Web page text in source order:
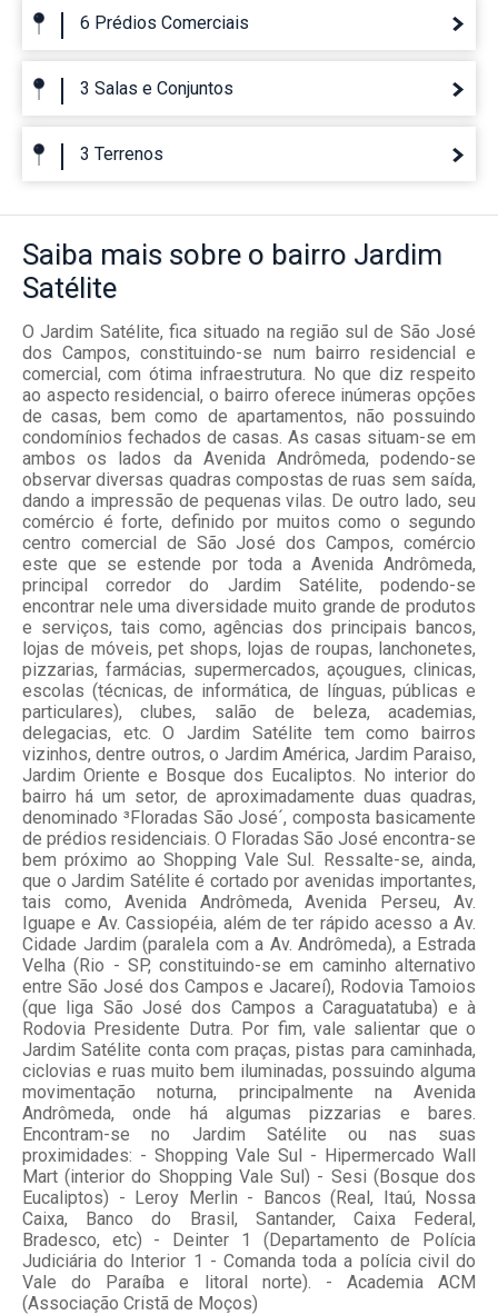
6 Prédios Comerciais
3 Salas e Conjuntos
3 Terrenos
Saiba mais sobre o bairro Jardim
Satélite
O Jardim Satélite, fica situado na região sul de São José
dos Campos, constituindo-se num bairro residencial e
comercial, com ótima infraestrutura. No que diz respeito
ao aspecto residencial, o bairro oferece inúmeras opções
de casas, bem como de apartamentos, não possuindo
condomínios fechados de casas. As casas situam-se em
ambos os lados da Avenida Andrômeda, podendo-se
observar diversas quadras compostas de ruas sem saída,
dando a impressão de pequenas vilas. De outro lado, seu
comércio é forte, definido por muitos como o segundo
centro comercial de São José dos Campos, comércio
este que se estende por toda a Avenida Andrômeda,
principal corredor do Jardim Satélite, podendo-se
encontrar nele uma diversidade muito grande de produtos
e serviços, tais como, agências dos principais bancos,
lojas de móveis, pet shops, lojas de roupas, lanchonetes,
pizzarias, farmácias, supermercados, açougues, clinicas,
escolas (técnicas, de informática, de línguas, públicas e
particulares), clubes, salão de beleza, academias,
delegacias, etc. O Jardim Satélite tem como bairros
vizinhos, dentre outros, o Jardim América, Jardim Paraiso,
Jardim Oriente e Bosque dos Eucaliptos. No interior do
bairro há um setor, de aproximadamente duas quadras,
denominado ³Floradas São José´, composta basicamente
de prédios residenciais. O Floradas São José encontra-se
bem próximo ao Shopping Vale Sul. Ressalte-se, ainda,
que o Jardim Satélite é cortado por avenidas importantes,
tais como, Avenida Andrômeda, Avenida Perseu, Av.
Iguape e Av. Cassiopéia, além de ter rápido acesso a Av.
Cidade Jardim (paralela com a Av. Andrômeda), a Estrada
Velha (Rio - SP, constituindo-se em caminho alternativo
entre São José dos Campos e Jacareí), Rodovia Tamoios
(que liga São José dos Campos a Caraguatatuba) e à
Rodovia Presidente Dutra. Por fim, vale salientar que o
Jardim Satélite conta com praças, pistas para caminhada,
ciclovias e ruas muito bem iluminadas, possuindo alguma
movimentação noturna, principalmente na Avenida
Andrômeda, onde há algumas pizzarias e bares.
Encontram-se no Jardim Satélite ou nas suas
proximidades: - Shopping Vale Sul - Hipermercado Wall
Mart (interior do Shopping Vale Sul) - Sesi (Bosque dos
Eucaliptos) - Leroy Merlin - Bancos (Real, Itaú, Nossa
Caixa, Banco do Brasil, Santander, Caixa Federal,
Bradesco, etc) - Deinter 1 (Departamento de Polícia
Judiciária do Interior 1 - Comanda toda a polícia civil do
Vale do Paraíba e litoral norte). - Academia ACM
(Associação Cristã de Moços)